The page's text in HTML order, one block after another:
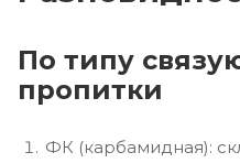
По типу
пропитки
ФК (карбамидная):